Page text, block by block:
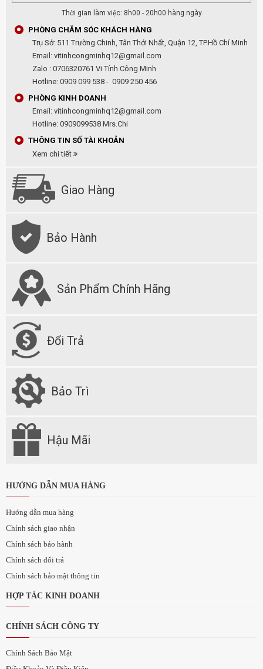
Thời gian làm việc: 8h00 - 20h00 hàng ngày
PHÒNG CHĂM SÓC KHÁCH HÀNG
Trụ Sở: 511 Trường Chinh, Tân Thới Nhất, Quận 12, TP.Hồ Chí Minh
Email: vitinhcongminhq12@gmail.com
Zalo : 0706320761 Vi Tính Công Minh
Hotline: 0909 099 538 - 0909 250 456
PHÒNG KINH DOANH
Email: vitinhcongminhq12@gmail.com
Hotline: 0909099538 Mrs.Chi
THÔNG TIN SỐ TÀI KHOẢN
Xem chi tiết
Giao Hàng
Bảo Hành
Sản Phẩm Chính Hãng
Đổi Trả
Bảo Trì
Hậu Mãi
HƯỚNG DẪN MUA HÀNG
Hướng dẫn mua hàng
Chính sách giao nhận
Chính sách bảo hành
Chính sách đổi trả
Chính sách bảo mật thông tin
HỢP TÁC KINH DOANH
CHÍNH SÁCH CÔNG TY
Chính Sách Bảo Mật